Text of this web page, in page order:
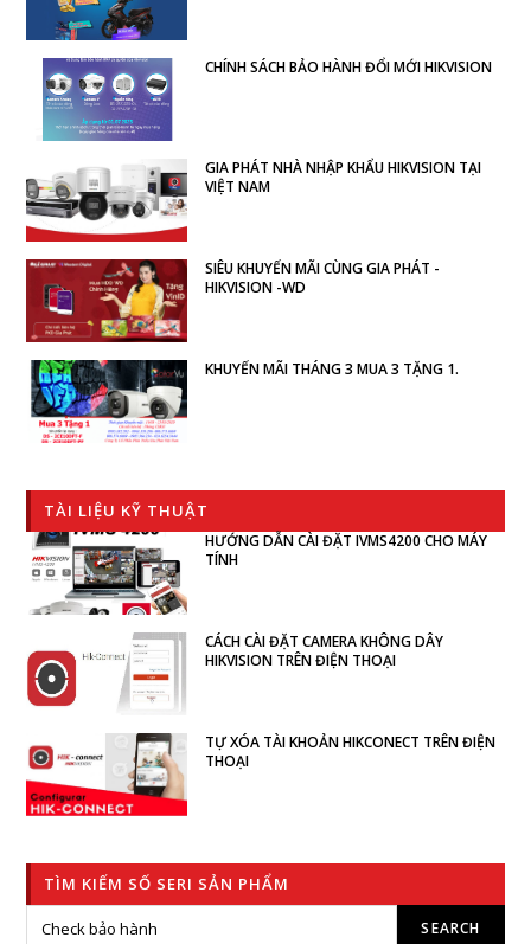
CHÍNH SÁCH BẢO HÀNH ĐỔI MỚI HIKVISION
GIA PHÁT NHÀ NHẬP KHẨU HIKVISION TẠI
VIỆT NAM
SIÊU KHUYẾN MÃI CÙNG GIA PHÁT -
HIKVISION -WD
KHUYẾN MÃI THÁNG 3 MUA 3 TẶNG 1.
TÀI LIỆU KỸ THUẬT
HƯỚNG DẪN CÀI ĐẶT IVMS4200 CHO MÁY
TÍNH
CÁCH CÀI ĐẶT CAMERA KHÔNG DÂY
HIKVISION TRÊN ĐIỆN THOẠI
TỰ XÓA TÀI KHOẢN HIKCONECT TRÊN ĐIỆN
THOẠI
TÌM KIẾM SỐ SERI SẢN PHẨM